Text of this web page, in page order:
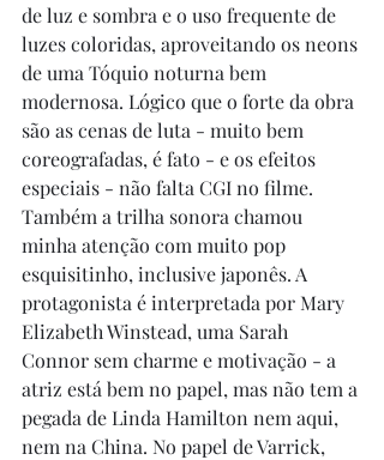
de luz e sombra e o uso frequente de
luzes coloridas, aproveitando os neons
de uma Tóquio noturna bem
modernosa. Lógico que o forte da obra
são as cenas de luta - muito bem
coreografadas, é fato - e os efeitos
especiais - não falta CGI no filme.
Também a trilha sonora chamou
minha atenção com muito pop
esquisitinho, inclusive japonês. A
protagonista é interpretada por Mary
Elizabeth Winstead, uma Sarah
Connor sem charme e motivação - a
atriz está bem no papel, mas não tem a
pegada de Linda Hamilton nem aqui,
nem na China. No papel de Varrick,